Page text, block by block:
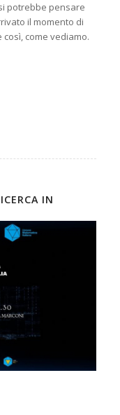
potrebbe pensare
il momento di
come vediamo.
IN